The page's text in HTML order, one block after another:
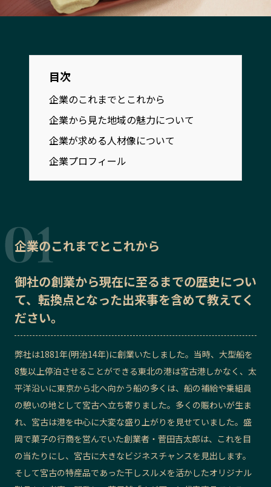
特集コンテンツ
MILCプロジェクト
選出企業特別対談
Localist
SDGsの先駆者
イベント
飲食店
地域豆知識
Sporkle
「人」から探す
記事ライター
お問い合わせ 会社概要
目次
企業のこれまでとこれから
企業から見た地域の魅力について
企業が求める人材像について
企業プロフィール
企業のこれまでとこれから
御社の創業から現在に至るまでの歴史につい
て、転換点となった出来事を含めて教えてく
ださい。
弊社は1881年(明治14年)に創業いたしました。当時、大型船を
8隻以上停泊させることができる東北の港は宮古港しかなく、太
平洋沿いに東京から北へ向かう船の多くは、船の補給や乗組員
の憩いの地として宮古へ立ち寄りました。多くの賑わいが生ま
れ、宮古は港を中心に大変な盛り上がりを見せていました。盛
岡で菓子の行商を営んでいた創業者・菅田吉太郎は、これを目
の当たりにし、宮古に大きなビジネスチャンスを見出します。
そして宮古の特産品であった干しスルメを活かしたオリジナル